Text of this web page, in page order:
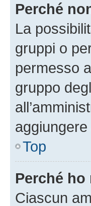
Perché
La
gruppi o
permesso
gruppo
aggiungere
Top
Perché
Ciascun